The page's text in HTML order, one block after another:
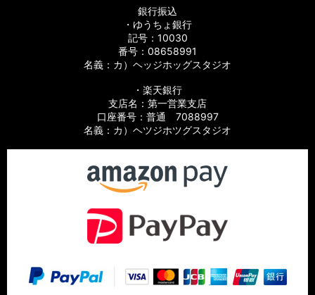
銀行振込
・ゆうちょ銀行
記号：10030
番号：08658991
名義：カ）ヘッジホッグスタジオ
・楽天銀行
支店名：第一営業支店
口座番号：普通 7088997
名義：カ）ヘツジホツグスタジオ